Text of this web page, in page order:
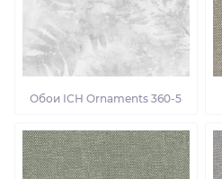
Обои ІСН Ornaments 360-5